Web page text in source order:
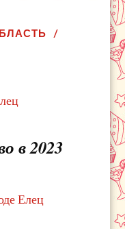
в 2023
Елец